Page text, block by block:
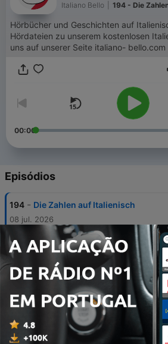
Italiano Bello 194 - Die
Hörbücher und Geschichten auf
Hördateien zu unserem kostenlosen
uns auf unserer Seite italiano- bello.com
00:00
Episódios
194 - Die Zahlen auf Italienisch
08 jul. 2026
193 - Essere und Avere (Präsens)
07 jul. 2026
191 - Ausspracheregeln
07 jul. 2026
190 Italienisches Alphabet
07 jul. 2026